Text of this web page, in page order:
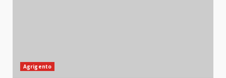
Agrigento